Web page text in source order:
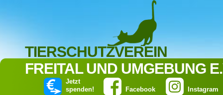
TIERSCHUTZVEREIN
FREITAL UND UMGEBUNG
Instagram
Facebook
Jetzt
spenden!